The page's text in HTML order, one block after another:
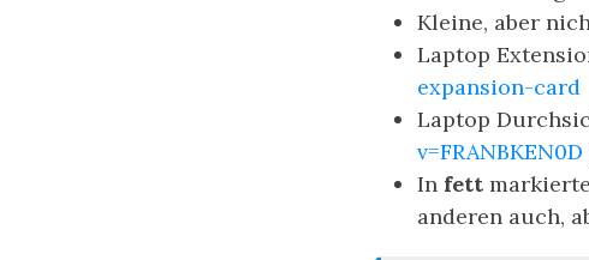
Kleine, aber
Laptop
expansion-card
Laptop
v=FRANBKEN0D
In fett
anderen auch,